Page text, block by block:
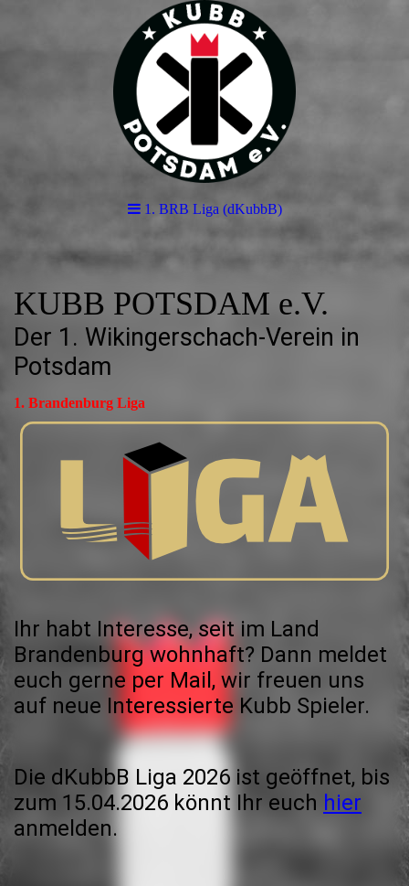
1. BRB Liga (dKubbB)
KUBB POTSDAM e.V.
Der 1. Wikingerschach-Verein in
Potsdam
1. Brandenburg Liga
Ihr habt Interesse, seit im Land
Brandenburg wohnhaft? Dann meldet
euch gerne per Mail, wir freuen uns
auf neue Interessierte Kubb Spieler.
Die dKubbB Liga 2026 ist geöffnet, bis
zum 15.04.2026 könnt Ihr euch hier
anmelden.